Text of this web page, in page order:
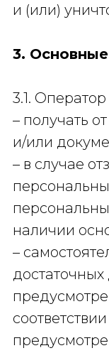
и (или)
3.
3.1.
– получать
и/или
– в случае
наличии
–